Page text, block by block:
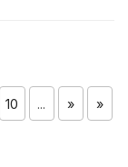
10 ... » »